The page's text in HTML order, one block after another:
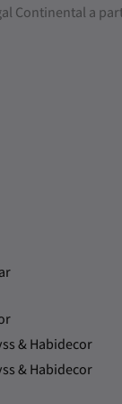
Continental a
& Habidecor
& Habidecor